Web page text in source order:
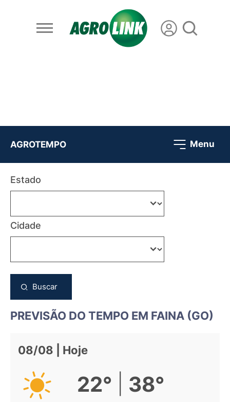
AGROTEMPO Menu
Estado
Cidade
Buscar
PREVISÃO DO TEMPO EM FAINA (GO)
08/08 | Hoje
22° 38°